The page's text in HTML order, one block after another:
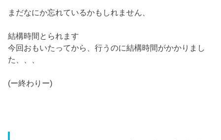
まだなにか忘れているかもしれません、
結構時間とられます
今回おもいたってから、行うのに結構時間がかかりまし
た、、、
(ー終わりー)